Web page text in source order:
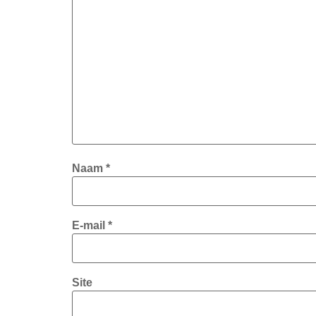
Naam *
E-mail *
Site